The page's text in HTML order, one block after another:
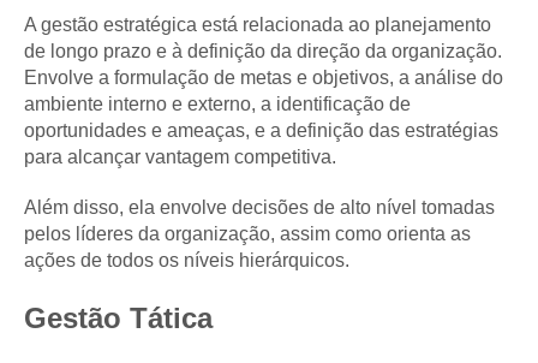
A gestão estratégica está relacionada ao planejamento
de longo prazo e à definição da direção da organização.
Envolve a formulação de metas e objetivos, a análise do
ambiente interno e externo, a identificação de
oportunidades e ameaças, e a definição das estratégias
para alcançar vantagem competitiva.
Além disso, ela envolve decisões de alto nível tomadas
pelos líderes da organização, assim como orienta as
ações de todos os níveis hierárquicos.
Gestão Tática